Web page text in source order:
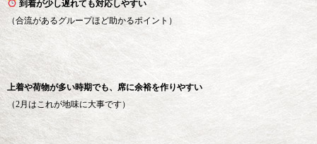
到着が少し遅れても対応しやすい
（合流があるグループほど助かるポイント）
上着や荷物が多い時期でも、席に余裕を作りやすい
（2月はこれが地味に大事です）